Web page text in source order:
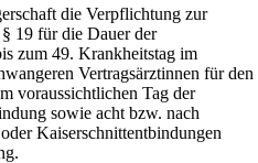
dieVerpflichtung zur
§ 19 für die Dauer der
zum 49. Krankheitstag im
Vertragsärztinnen für den
voraussichtlichen Tag der
sowie acht bzw. nach
Kaiserschnittentbindungen